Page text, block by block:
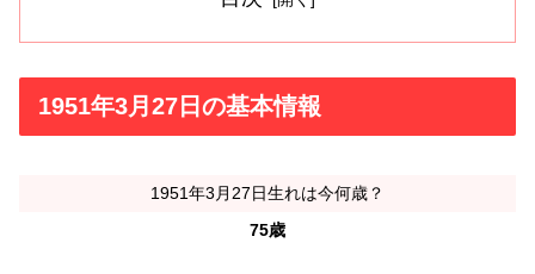
1951年3月27日の基本情報
1951年3月27日生れは今何歳？
75歳